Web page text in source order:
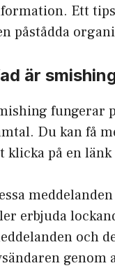
Ett
påstådda
är
fungerar
Du kan få
klicka på en
erbjuda
och
genom